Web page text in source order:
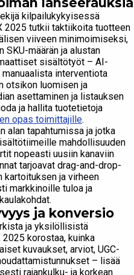
kilpailukykyisessä
2025 tutkii taktiikoita tuotteen
viiveen minimoimiseksi,
SKU-määrän ja alustan
sisältötyöt – AI-
interventiota
otsikon luomisen ja
asettaminen ja listauksen
ja hallita tuotetietoja
opas toimittajille.
alan tapahtumissa ja jotka
mahdollisuuden
nopeasti uusiin kanaviin
tarjoavat drag-and-drop-
kartoituksen ja virheen
markkinoille tuloa ja
ja konversio
ja yksilöllisistä
korostaa, kuinka
kuvaukset, arviot, UGC-
– lisää
rajankulku- ja korkean